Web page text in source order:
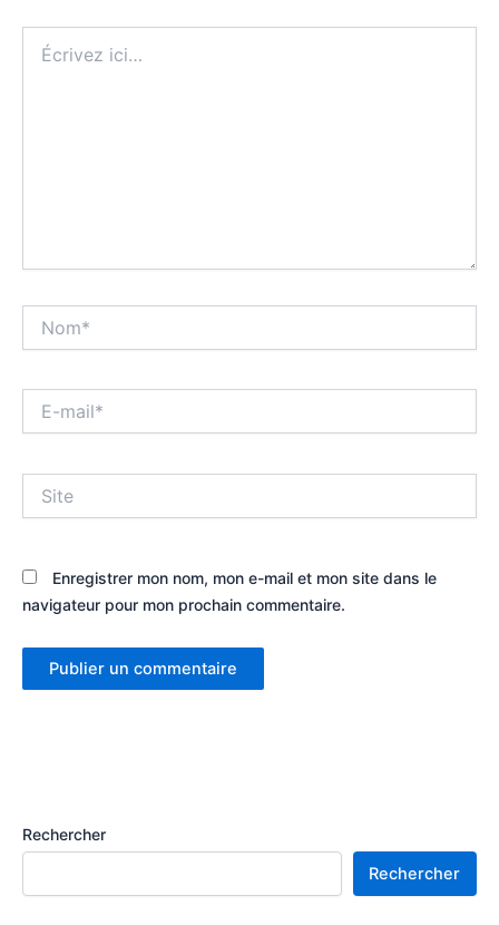
ici…
mail*
Enregistrer mon nom, mon e-mail et mon site dans le
navigateur pour mon prochain commentaire.
Rechercher
Rechercher